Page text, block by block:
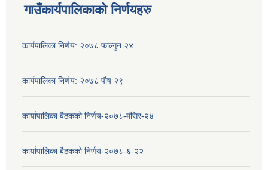
गाउँकार्यपालिकाको निर्णयहरु
कार्यपालिका निर्णय: २०७८ फाल्गुन २४
कार्यपालिका निर्णय: २०७८ पौष २९
कार्यापालिका बैठकको निर्णय-२०७८-मंसिर-२४
कार्यापालिका बैठकको निर्णय-२०७८-६-२२